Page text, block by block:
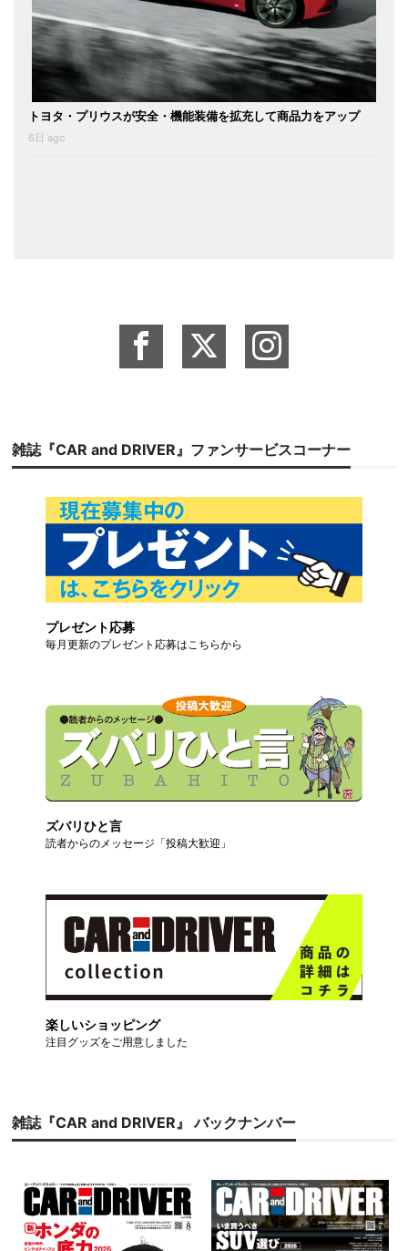
トヨタ・プリウスが安全・機能装備を拡充して商品力をアップ
6日 ago
雑誌『CAR and DRIVER』ファンサービスコーナー
プレゼント応募
毎月更新のプレゼント応募はこちらから
ズバリひと言
読者からのメッセージ「投稿大歓迎」
楽しいショッピング
注目グッズをご用意しました
雑誌『CAR and DRIVER』 バックナンバー